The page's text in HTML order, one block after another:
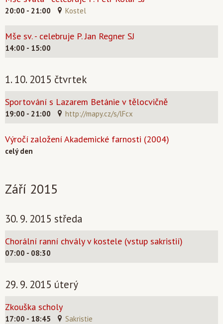
20:00 - 21:00 Kostel
Mše sv. - celebruje P. Jan Regner SJ
14:00 - 15:00
1. 10. 2015 čtvrtek
Sportování s Lazarem Betánie v tělocvičně
19:00 - 21:00 http://mapy.cz/s/lFcx
Výročí založení Akademické farnosti (2004)
celý den
Září 2015
30. 9. 2015 středa
Chorální ranní chvály v kostele (vstup sakristií)
07:00 - 08:30
29. 9. 2015 úterý
Zkouška scholy
17:00 - 18:45 Sakristie